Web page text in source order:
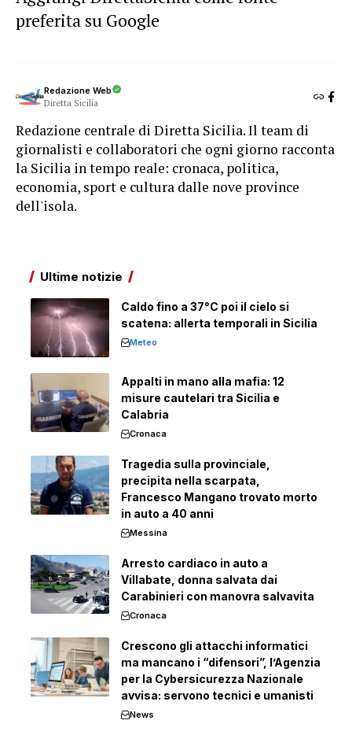
preferita su Google
Redazione Web
Diretta Sicilia
Redazione centrale di Diretta Sicilia. Il team di
giornalisti e collaboratori che ogni giorno racconta
la Sicilia in tempo reale: cronaca, politica,
economia, sport e cultura dalle nove province
dell'isola.
Ultime notizie
Caldo fino a 37°C poi il cielo si
scatena: allerta temporali in Sicilia
Meteo
Appalti in mano alla mafia: 12
misure cautelari tra Sicilia e
Calabria
Cronaca
Tragedia sulla provinciale,
precipita nella scarpata,
Francesco Mangano trovato morto
in auto a 40 anni
Messina
Arresto cardiaco in auto a
Villabate, donna salvata dai
Carabinieri con manovra salvavita
Cronaca
Crescono gli attacchi informatici
ma mancano i “difensori”, l’Agenzia
per la Cybersicurezza Nazionale
avvisa: servono tecnici e umanisti
News